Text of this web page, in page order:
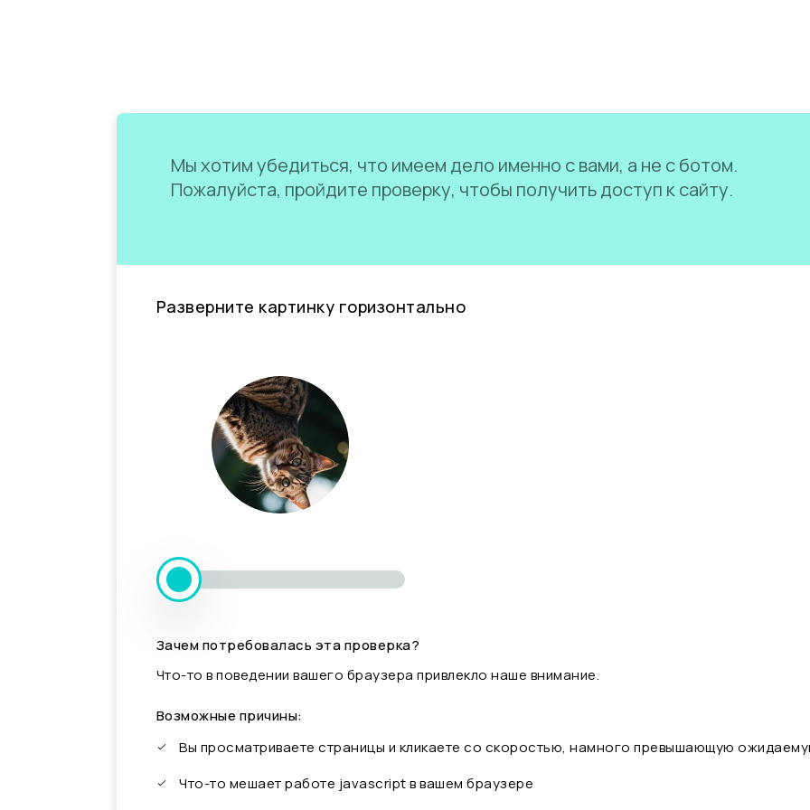
Мы хотим убедиться, что имеем дело именно с вами, а не с ботом.
Пожалуйста, пройдите проверку, чтобы получить доступ к сайту.
Разверните картинку горизонтально
Зачем потребовалась эта проверка?
Что-то в поведении вашего браузера привлекло наше внимание.
Возможные причины:
Вы просматриваете страницы и кликаете со скоростью, намного превышающую
Что-то мешает работе javascript в вашем браузере